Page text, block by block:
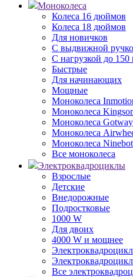
Моноколеса
Колеса 16 дюймов
Колеса 18 дюймов
Для новичков
С выдвижной
С нагрузкой до 150
Быстрые
Для начинающих
Мощные
Моноколеса
Моноколеса
Моноколеса Gotway
Моноколеса
Моноколеса Ninebot
Все моноколеса
Электроквадроциклы
Взрослые
Детские
Внедорожные
Подростковые
1000 W
Для двоих
4000 W и мощнее
Все